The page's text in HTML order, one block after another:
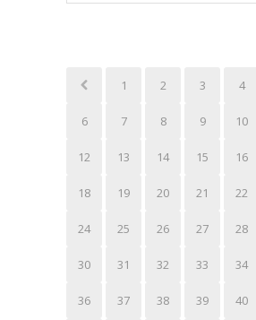
1 2 3 4
6 7 8 9 10
12 13 14 15 16
18 19 20 21 22
24 25 26 27 28
30 31 32 33 34
36 37 38 39 40